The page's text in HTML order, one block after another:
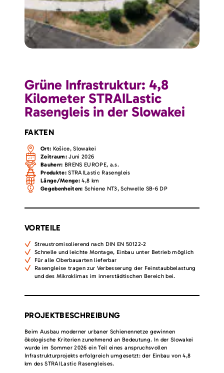
Grüne Infrastruktur: 4,8
Kilometer STRAILastic
Rasengleis in der Slowakei
FAKTEN
Ort: Košice, Slowakei
Zeitraum:Juni 2026
Bauherr: BRENS EUROPE, a.s.
Produkte:STRAILastic Rasengleis
Länge/Menge: 4,8 km
Gegebenheiten: Schiene NT3, Schwelle SB-6 DP
VORTEILE
Streustromisolierend nach DIN EN 50122-2
Schnelle und leichte Montage, Einbau unter Betrieb möglich
Für alle Oberbauarten lieferbar
Rasengleise tragen zur Verbesserung der Feinstaubbelastung
und des Mikroklimas im innerstädtischen Bereich bei.
PROJEKTBESCHREIBUNG
Beim Ausbau moderner urbaner Schienennetze gewinnen
ökologische Kriterien zunehmend an Bedeutung. In der Slowakei
wurde im Sommer 2026 ein Teil eines anspruchsvollen
Infrastrukturprojekts erfolgreich umgesetzt: der Einbau von 4,8
km des STRAILastic Rasengleises.